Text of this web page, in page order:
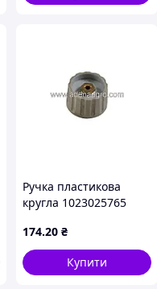
Ручка пластикова
кругла 1023025765
174.20 ₴
Купити